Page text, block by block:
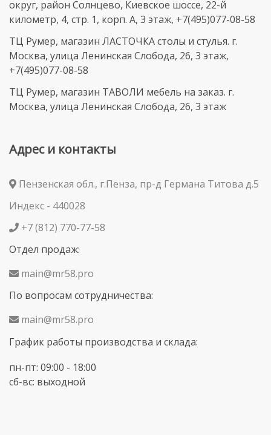
округ, район Солнцево, Киевское шоссе, 22-й
километр, 4, стр. 1, корп. А, 3 этаж, +7(495)077-08-58
ТЦ Румер, магазин ЛАСТОЧКА столы и стулья. г.
Москва, улица Ленинская Слобода, 26, 3 этаж,
+7(495)077-08-58
ТЦ Румер, магазин ТАВОЛИ мебель на заказ. г.
Москва, улица Ленинская Слобода, 26, 3 этаж
Адрес и контакты
Пензенская обл., г.Пенза, пр-д Германа Титова д.5
Индекс - 440028
+7 (812) 770-77-58
Отдел продаж:
main@mr58.pro
По вопросам сотрудничества:
main@mr58.pro
График работы производства и склада:
пн-пт: 09:00 - 18:00
сб-вс: выходной